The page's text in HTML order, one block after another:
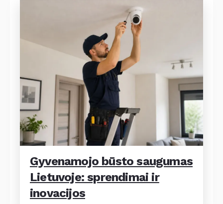
Gyvenamojo būsto saugumas
Lietuvoje: sprendimai ir
inovacijos